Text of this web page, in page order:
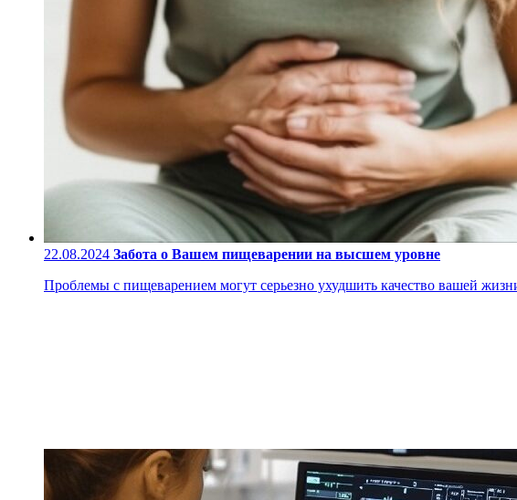
22.08.2024 Забота о Вашем пищеварении на высшем уровне
Проблемы с пищеварением могут серьезно ухудшить качество вашей